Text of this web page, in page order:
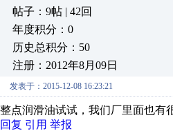
帖子：9帖 | 42回
年度积分：0
历史总积分：50
注册：2012年8月09日
发表于：2015-12-08 16:23:21
整点润滑油试试，我们厂里面也有
回复 引用 举报